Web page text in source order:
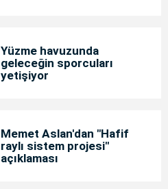
Yüzme havuzunda
geleceğin sporcuları
yetişiyor
Memet Aslan'dan "Hafif
raylı sistem projesi"
açıklaması